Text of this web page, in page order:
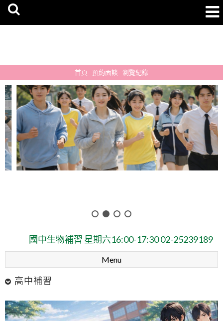
首頁 預約面談 瀏覽紀錄
小三小四升私中數學補習 星期日14:30-16:00
升私中多元探索夏令營2026
國中理化補習 星期六10:00-12:00
省2000元每科 高中先修 限2026年6月30日前
國中生物補習 星期六16:00-17:30 02-25239189
小三小四升私中數學補習 星期日14:30-16:00
Menu
高中補習